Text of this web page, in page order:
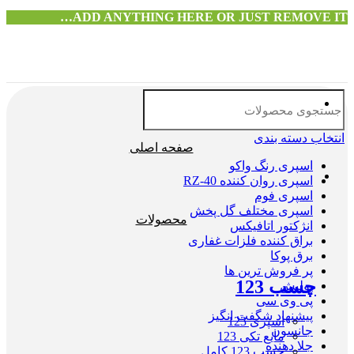
ADD ANYTHING HERE OR JUST REMOVE IT…
انتخاب دسته بندی
اسپری رنگ واکو
اسپری روان کننده RZ-40
اسپری فوم
اسپری مختلف گل پخش
انژکتور اتافیکس
براق کننده فلزات غفاری
برق پوکا
پر فروش ترین ها
پولیش
پی وی سی
پیشنهاد شگفت انگیز
جانسون
جلا دهنده
صفحه اصلی
محصولات
چسب 123
اسپری 123
مایع تکی 123
چسب 123 کامل